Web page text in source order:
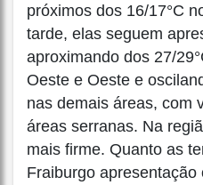
próximos dos 16/17°C
tarde, elas seguem
aproximando dos 27/
Oeste e Oeste e
nas demais áreas, com
áreas serranas. Na
mais firme. Quanto as
Fraiburgo